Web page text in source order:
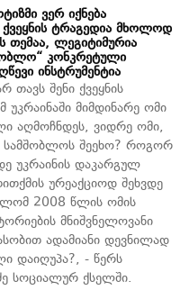
ვერ იქნება
ტრაგედია მხოლოდ
თემაა, ლეგიტიმურია
კონკრეტული
ინსტრუმენტია
შენი ქვეყნის
მიმდინარე ომი
აღმოჩნდეს, ვიდრე ომი,
შეეხო? როგორ
უკრაინის დაკარგულ
ურეაქციოდ შეხვდე
2008 წლის ომის
მნიშვნელოვანი
ადამიანი დევნილად
დაიღუპა?, - წერს
სოციალურ ქსელში.